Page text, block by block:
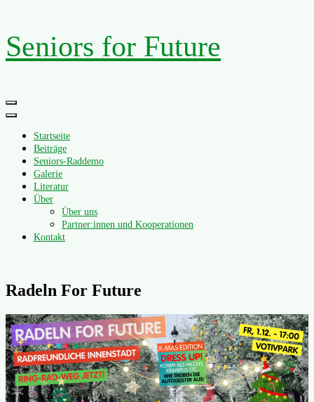
Zum
Inhalt
springen
Seniors for Future
Primäres
Menü
Startseite
Beiträge
Seniors-Raddemo
Galerie
Literatur
Über
Über uns
Partner:innen und Kooperationen
Kontakt
Radeln For Future